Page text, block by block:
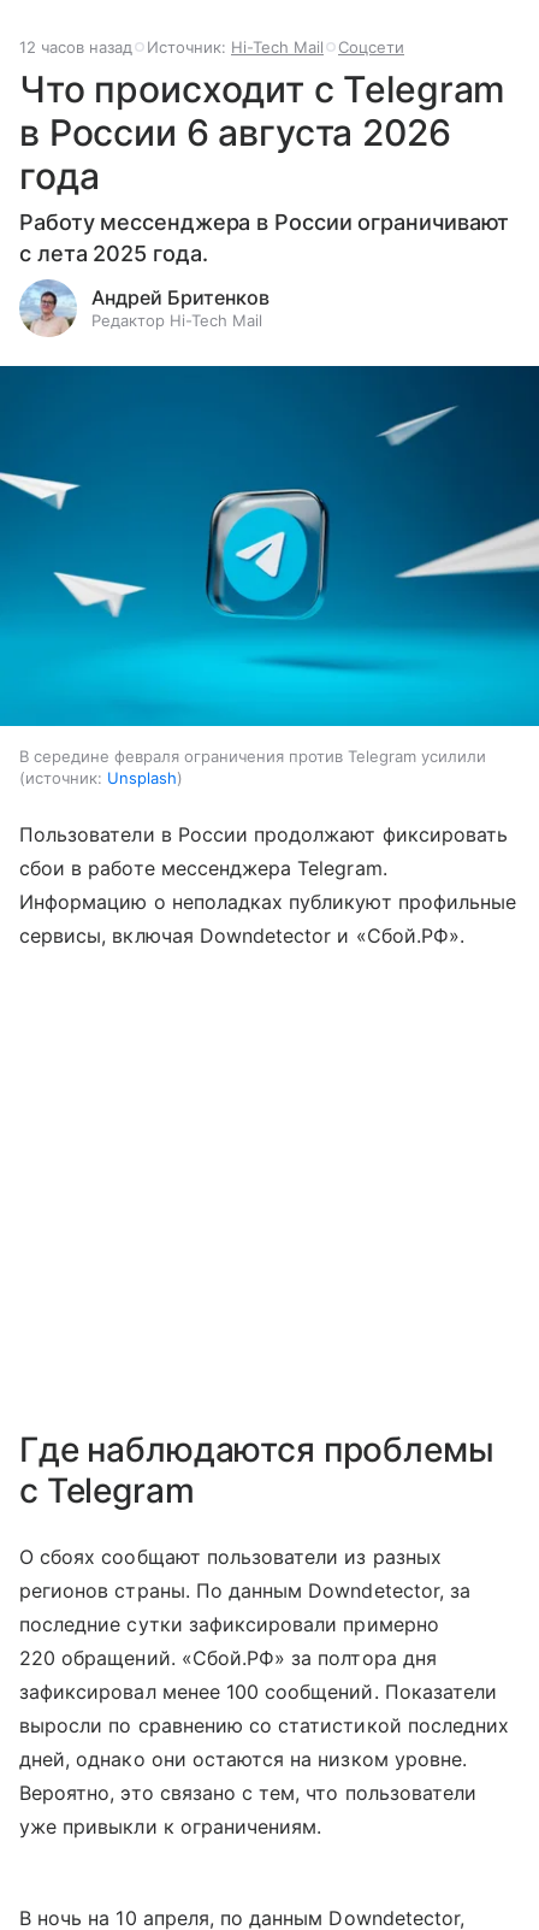
12 часов назад Источник: Hi-Tech Mail Соцсети
Что происходит с Telegram
в России 6 августа 2026
года
Работу мессенджера в России ограничивают
с лета 2025 года.
Андрей Бритенков
Редактор Hi-Tech Mail
В середине февраля ограничения против Telegram усилили
источник: Unsplash
Пользователи в России продолжают фиксировать
сбои в работе мессенджера Telegram.
Информацию о неполадках публикуют профильные
сервисы, включая Downdetector и «Сбой.РФ».
Где наблюдаются проблемы
с Telegram
О сбоях сообщают пользователи из разных
регионов страны. По данным Downdetector, за
последние сутки зафиксировали примерно
220 обращений. «Сбой.РФ» за полтора дня
зафиксировал менее 100 сообщений. Показатели
выросли по сравнению со статистикой последних
дней, однако они остаются на низком уровне.
Вероятно, это связано с тем, что пользователи
уже привыкли к ограничениям.
В ночь на 10 апреля, по данным Downdetector,